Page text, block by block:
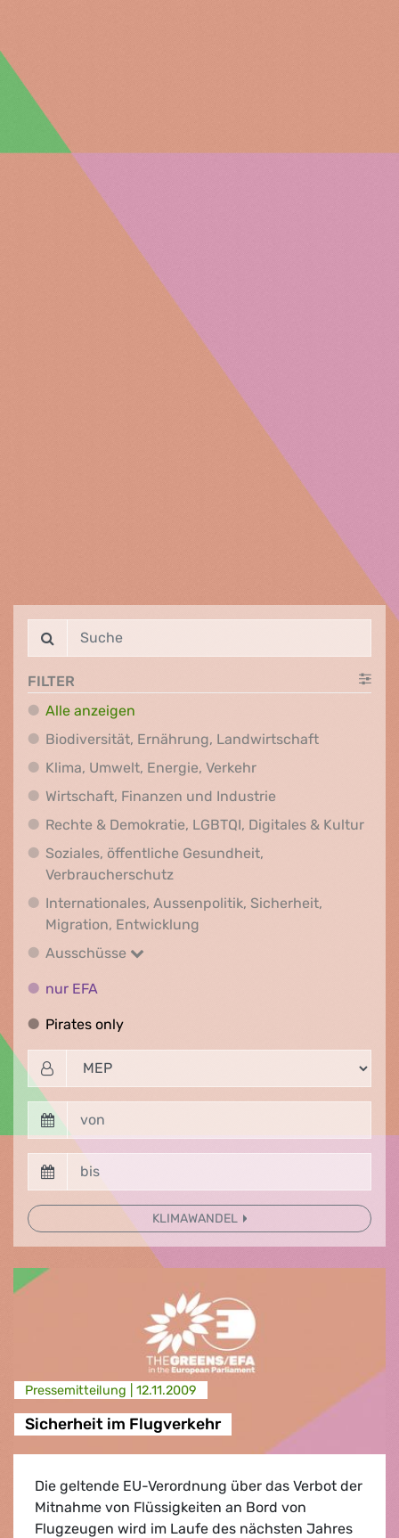
FILTER
Alle anzeigen
Biodiversität, Ernährung, Landwirtschaft
Klima, Umwelt, Energie, VerkehrKlima, Umwelt,
Wirtschaft, Finanzen und IndustrieWirtschaft,
Rechte & Demokratie, LGBTQI, Digitales & Kultur
Soziales, öffentliche Gesundheit,
VerbraucherschutzSoziales, öffentliche Gesundheit,
Internationales, Aussenpolitik, Sicherheit,
Migration, Entwicklung
Ausschüsse
Ausschüsse
nur EFA
Pirates onlyPirates only
KLIMAWANDEL
Presse­mitteilung | 12.11.2009
Sicherheit im Flugverkehr
Die geltende EU-Verordnung über das Verbot der
Mitnahme von Flüssigkeiten an Bord von
Flugzeugen wird im Laufe des nächsten Jahres